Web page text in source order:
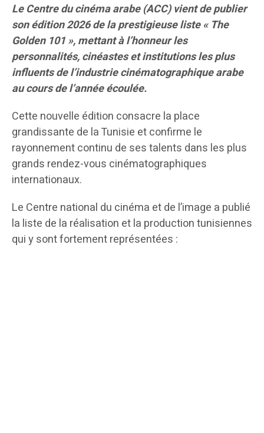
Le Centre du cinéma arabe (ACC) vient de publier
son édition 2026 de la prestigieuse liste « The
Golden 101 », mettant à l’honneur les
personnalités, cinéastes et institutions les plus
influents de l’industrie cinématographique arabe
au cours de l’année écoulée.
Cette nouvelle édition consacre la place
grandissante de la Tunisie et confirme le
rayonnement continu de ses talents dans les plus
grands rendez-vous cinématographiques
internationaux.
Le Centre national du cinéma et de l’image a publié
la liste de la réalisation et la production tunisiennes
qui y sont fortement représentées :